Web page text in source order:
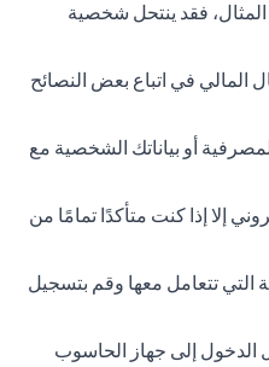
فقد ينتحل شخصية
المالي في اتباع بعض النصائح
أو بياناتك الشخصية مع
إلا إذا كنت متأكدًا تمامًا من
التي تتعامل معها وقم بتسجيل
إلى جهاز الحاسوب